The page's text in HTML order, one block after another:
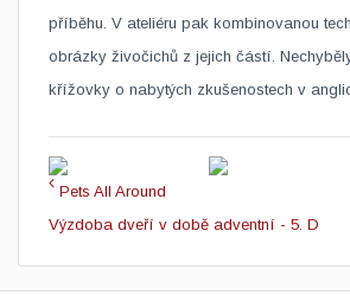
příběhu. V ateliéru pak kombinovanou
obrázky živočichů z jejich částí.
křížovky o nabytých zkušenostech v
Pets All Around
Výzdoba dveří v době adventní - 5. D